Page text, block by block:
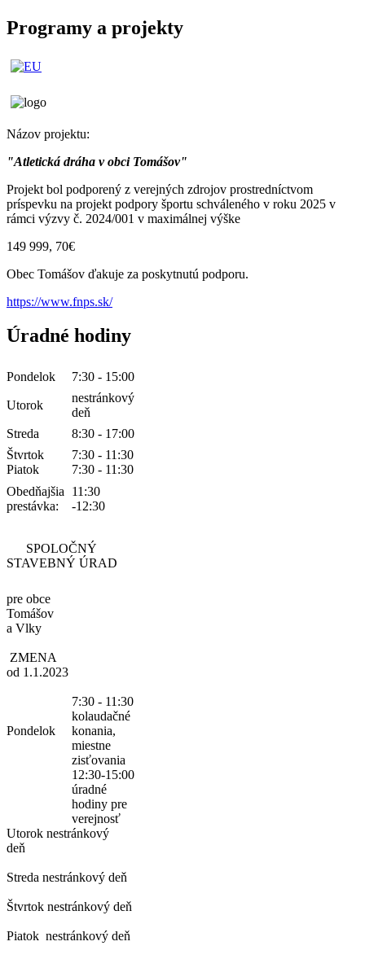
Programy a projekty
Názov projektu:
"Atletická dráha v obci Tomášov"
Projekt bol podporený z verejných zdrojov prostredníctvom
príspevku na projekt podpory športu schváleného v roku 2025 v
rámci výzvy č. 2024/001 v maximálnej výške
149 999, 70€
Obec Tomášov ďakuje za poskytnutú podporu.
https://www.fnps.sk/
Úradné hodiny
Pondelok 7:30 - 15:00
Utorok
nestránkový
deň
Streda
8:30 - 17:00
Štvrtok
7:30 - 11:30
Piatok
7:30 - 11:30
Obedňajšia
prestávka:
11:30
-12:30
SPOLOČNÝ
STAVEBNÝ ÚRAD
pre obce
Tomášov
a Vlky
ZMENA
od 1.1.2023
Pondelok
7:30 - 11:30
kolaudačné
konania,
miestne
zisťovania
12:30-15:00
úradné
hodiny pre
verejnosť
Utorok nestránkový
deň
Streda nestránkový deň
Štvrtok nestránkový deň
Piatok nestránkový deň